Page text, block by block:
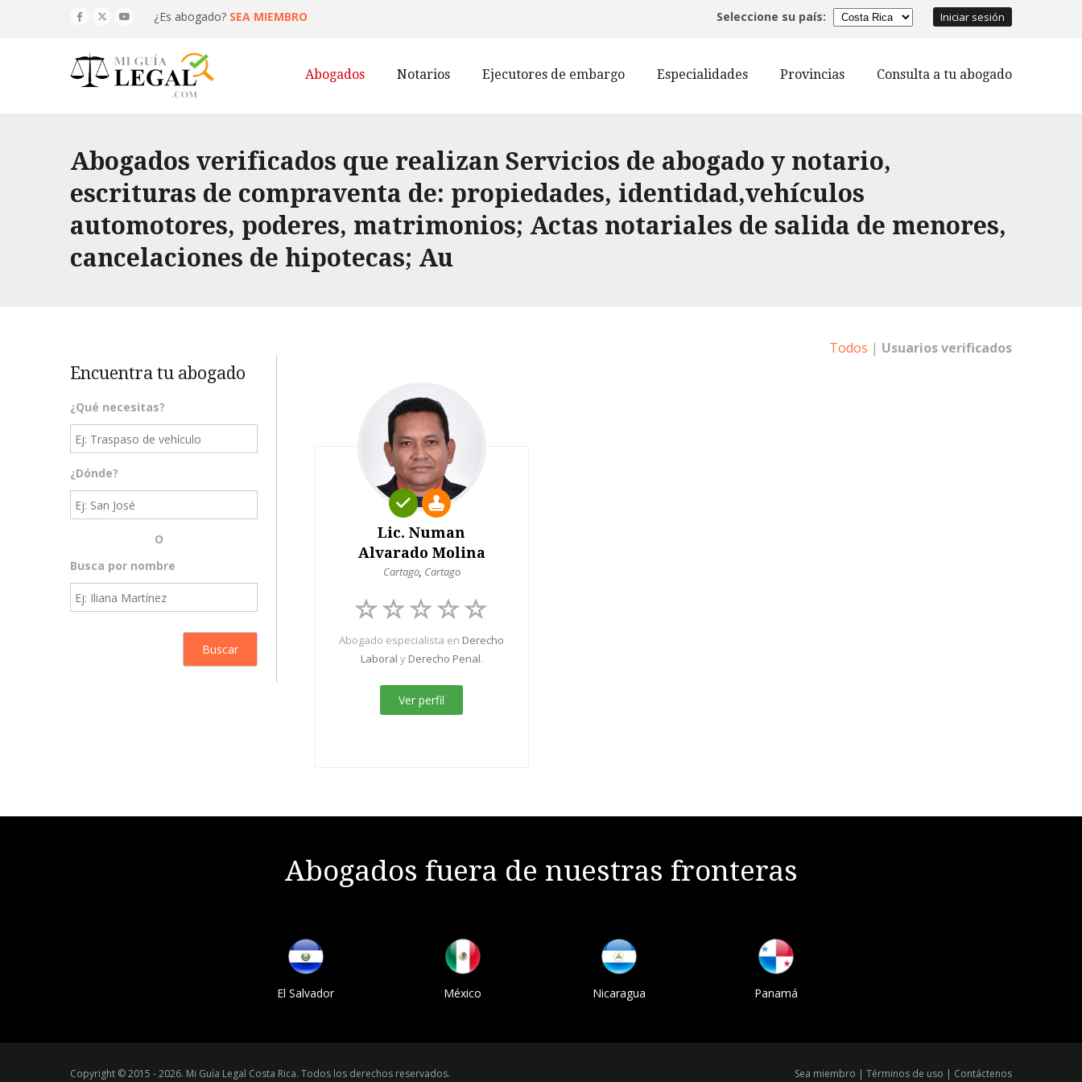
¿Es abogado? SEA MIEMBRO Iniciar sesión
Seleccione su país:
Abogados Notarios Ejecutores de embargo Especialidades Provincias Consulta a tu abogado
Abogados verificados que realizan Servicios de abogado y notario,
escrituras de compraventa de: propiedades, identidad,vehículos
automotores, poderes, matrimonios; Actas notariales de salida de menores,
cancelaciones de hipotecas; Au
Encuentra tu abogado
¿Qué necesitas?
¿Dónde?
O
Busca por nombre
Todos | Usuarios verificados
Lic. Numan
Alvarado Molina
Cartago, Cartago
Abogado especialista en Derecho
Laboral y Derecho Penal.
Ver perfil
Abogados fuera de nuestras fronteras
El Salvador México Nicaragua Panamá
Copyright © 2015 - 2026. Mi Guía Legal Costa Rica. Todos los derechos reservados. Sea miembro | Términos de uso | Contáctenos